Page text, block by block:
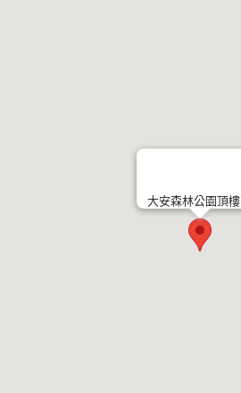
大安森林公園頂